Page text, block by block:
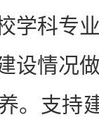
学科专
设情况
。支持